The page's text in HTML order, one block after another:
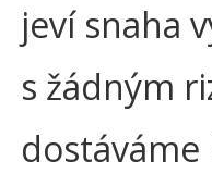
jeví snaha
s žádným